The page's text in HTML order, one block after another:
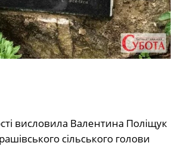
висловила Валентина Поліщук
сільського голови